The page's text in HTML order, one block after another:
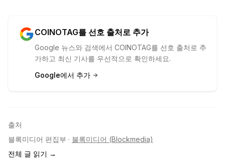
COINOTAG를 선호 출처로 추가
Google 뉴스와 검색에서 COINOTAG를 선호 출처로 추
가하고 최신 기사를 우선적으로 확인하세요.
Google에서 추가
출처
블록미디어 편집부 · 블록미디어 (Blockmedia)
전체 글 읽기 →